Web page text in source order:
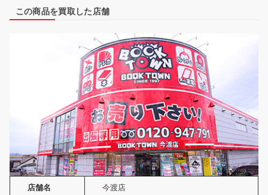
この商品を買取した店舗
店舗名 今渡店